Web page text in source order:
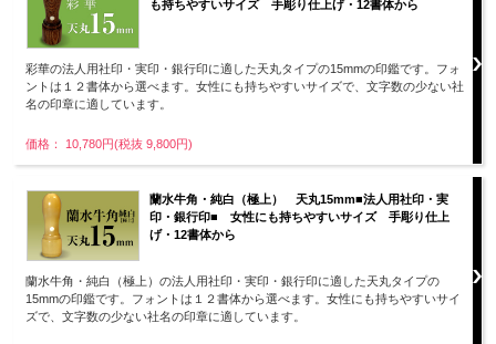
も持ちやすいサイズ 手彫り仕上げ・12書体から
彩華の法人用社印・実印・銀行印に適した天丸タイプの15mmの印鑑です。フォ
ントは１２書体から選べます。女性にも持ちやすいサイズで、文字数の少ない社
名の印章に適しています。
価格： 10,780円(税抜 9,800円)
蘭水牛角・純白（極上） 天丸15mm■法人用社印・実
印・銀行印■ 女性にも持ちやすいサイズ 手彫り仕上
げ・12書体から
蘭水牛角・純白（極上）の法人用社印・実印・銀行印に適した天丸タイプの
15mmの印鑑です。フォントは１２書体から選べます。女性にも持ちやすいサイ
ズで、文字数の少ない社名の印章に適しています。